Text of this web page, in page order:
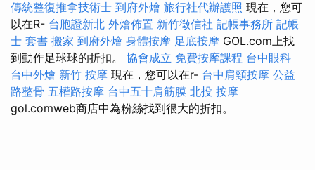
傳統整復推拿技術士 到府外燴 旅行社代辦護照 現在，您可
以在R- 台胞證新北 外燴佈置 新竹徵信社 記帳事務所 記帳
士 套書 搬家 到府外燴 身體按摩 足底按摩 GOL.com上找
到動作足球球的折扣。 協會成立 免費按摩課程 台中眼科
台中外燴 新竹 按摩 現在，您可以在r- 台中肩頸按摩 公益
路整骨 五權路按摩 台中五十肩筋膜 北投 按摩
gol.comweb商店中為粉絲找到很大的折扣。